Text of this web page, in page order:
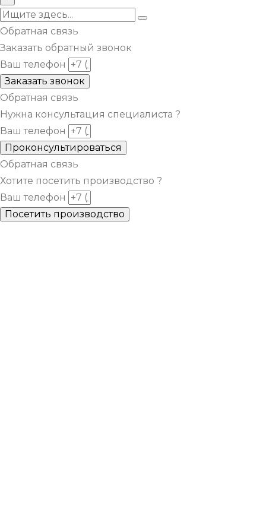
Обратная связь
Заказать обратный звонок
Ваш телефон
Заказать звонок
Обратная связь
Нужна консультация специалиста ?
Ваш телефон
Проконсультироваться
Обратная связь
Хотите посетить производство ?
Ваш телефон
Посетить производство